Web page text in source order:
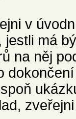
v
jestli má
na něj